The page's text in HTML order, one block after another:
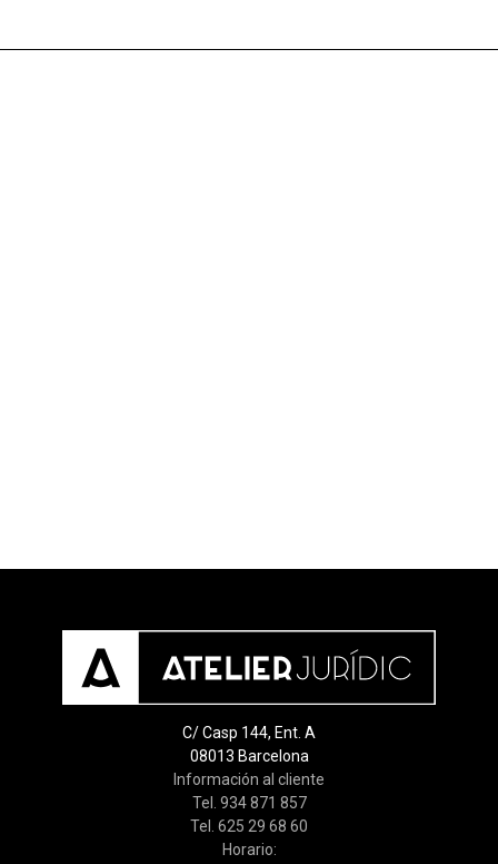
C/ Casp 144, Ent. A
08013 Barcelona
Información al cliente
Tel. 934 871 857
Tel. 625 29 68 60
Horario: